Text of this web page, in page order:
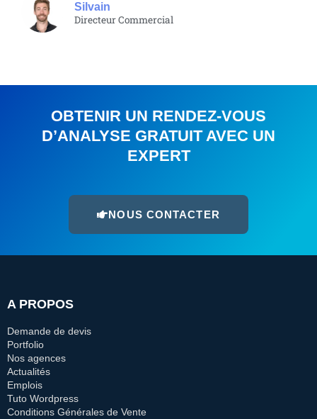
Silvain
Directeur Commercial
OBTENIR UN RENDEZ-VOUS
D’ANALYSE GRATUIT AVEC UN
EXPERT
NOUS CONTACTER
A PROPOS
Demande de devis
Portfolio
Nos agences
Actualités
Emplois
Tuto Wordpress
Conditions Générales de Vente